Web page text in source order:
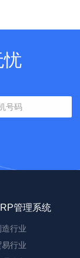
忧
管理系统
造行业
易行业